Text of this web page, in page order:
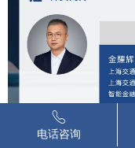
电话咨询